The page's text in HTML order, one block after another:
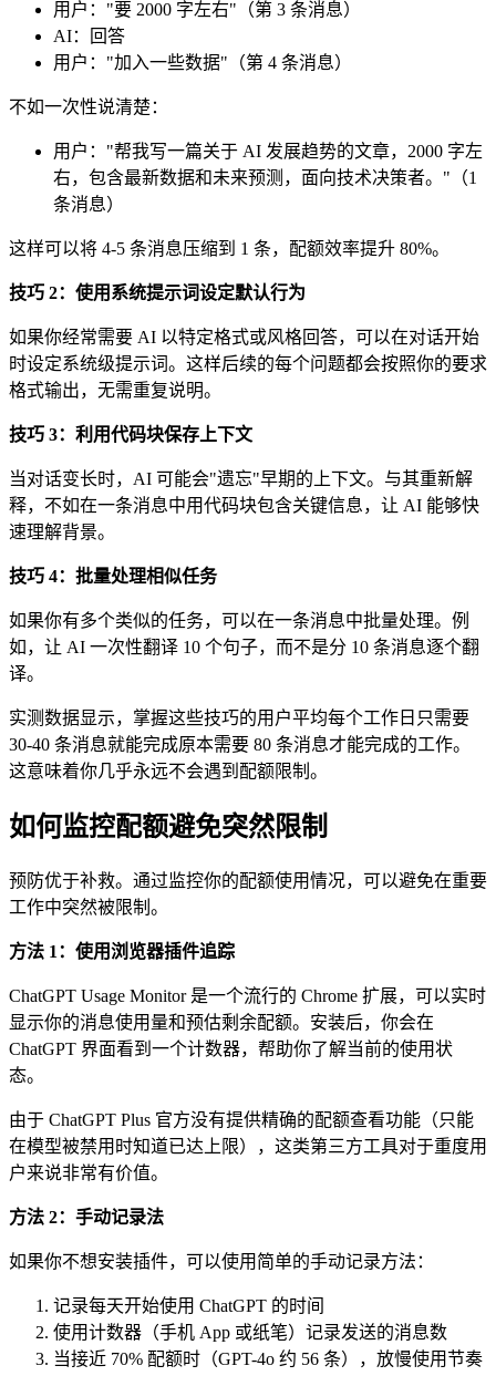
用户："要 2000 字左右"（第 3 条消息）
AI：回答
用户："加入一些数据"（第 4 条消息）
不如一次性说清楚：
用户："帮我写一篇关于 AI 发展趋势的文章，2000 字左
右，包含最新数据和未来预测，面向技术决策者。"（1
条消息）
这样可以将 4-5 条消息压缩到 1 条，配额效率提升 80%。
技巧 2：使用系统提示词设定默认行为
如果你经常需要 AI 以特定格式或风格回答，可以在对话开始
时设定系统级提示词。这样后续的每个问题都会按照你的要求
格式输出，无需重复说明。
技巧 3：利用代码块保存上下文
当对话变长时，AI 可能会"遗忘"早期的上下文。与其重新解
释，不如在一条消息中用代码块包含关键信息，让 AI 能够快
速理解背景。
技巧 4：批量处理相似任务
如果你有多个类似的任务，可以在一条消息中批量处理。例
如，让 AI 一次性翻译 10 个句子，而不是分 10 条消息逐个翻
译。
实测数据显示，掌握这些技巧的用户平均每个工作日只需要
30-40 条消息就能完成原本需要 80 条消息才能完成的工作。
这意味着你几乎永远不会遇到配额限制。
如何监控配额避免突然限制
预防优于补救。通过监控你的配额使用情况，可以避免在重要
工作中突然被限制。
方法 1：使用浏览器插件追踪
ChatGPT Usage Monitor 是一个流行的 Chrome 扩展，可以实时
显示你的消息使用量和预估剩余配额。安装后，你会在
ChatGPT 界面看到一个计数器，帮助你了解当前的使用状
态。
由于 ChatGPT Plus 官方没有提供精确的配额查看功能（只能
在模型被禁用时知道已达上限），这类第三方工具对于重度用
户来说非常有价值。
方法 2：手动记录法
如果你不想安装插件，可以使用简单的手动记录方法：
记录每天开始使用 ChatGPT 的时间
使用计数器（手机 App 或纸笔）记录发送的消息数
当接近 70% 配额时（GPT-4o 约 56 条），放慢使用节奏